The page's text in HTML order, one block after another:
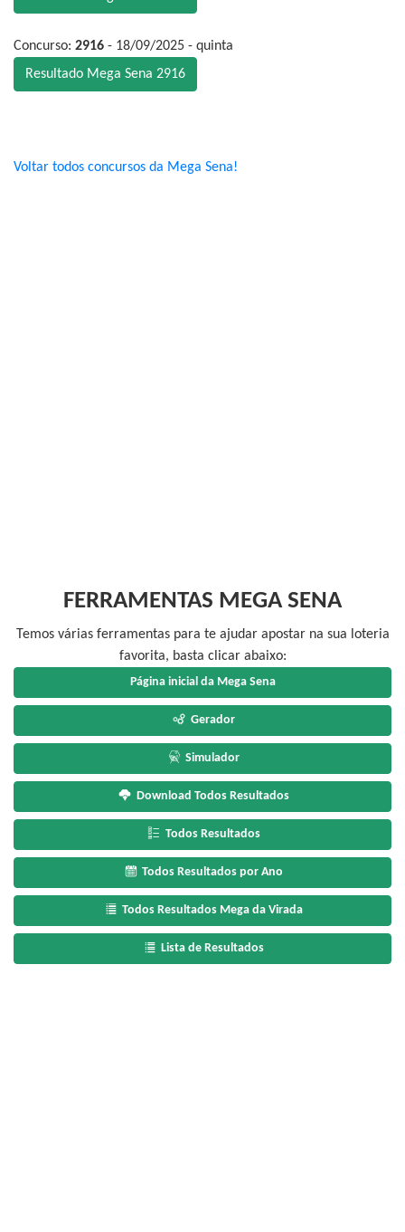
Concurso: 2916 - 18/09/2025 - quinta
Resultado Mega Sena 2916
Voltar todos concursos da Mega Sena!
FERRAMENTAS MEGA SENA
Temos várias ferramentas para te ajudar apostar na sua loteria
favorita, basta clicar abaixo:
Página inicial da Mega Sena
Gerador
Simulador
Download Todos Resultados
Todos Resultados
Todos Resultados por Ano
Todos Resultados Mega da Virada
Lista de Resultados